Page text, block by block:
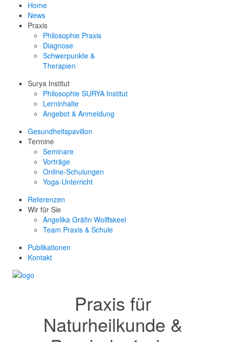
Home
News
Praxis
Philosophie Praxis
Diagnose
Schwerpunkte &
Therapien
Surya Institut
Philosophie SURYA Institut
Lerninhalte
Angebot & Anmeldung
Gesundheitspavillon
Termine
Seminare
Vorträge
Online-Schulungen
Yoga-Unterricht
Referenzen
Wir für Sie
Angelika Gräfin Wolffskeel
Team Praxis & Schule
Publikationen
Kontakt
Praxis für
Naturheilkunde &